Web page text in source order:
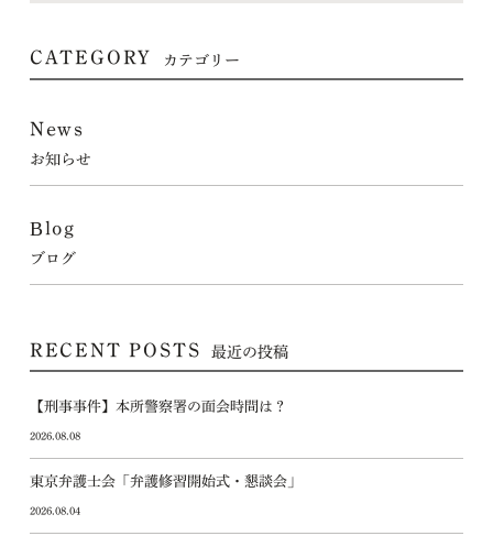
CATEGORY カテゴリー
News
お知らせ
Blog
ブログ
RECENT POSTS 最近の投稿
【刑事事件】本所警察署の面会時間は？
2026.08.08
東京弁護士会「弁護修習開始式・懇談会」
2026.08.04